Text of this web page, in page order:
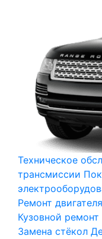
Техническое
трансмиссии
Ремонт двигателя
Кузовной ремонт
Замена стёкол